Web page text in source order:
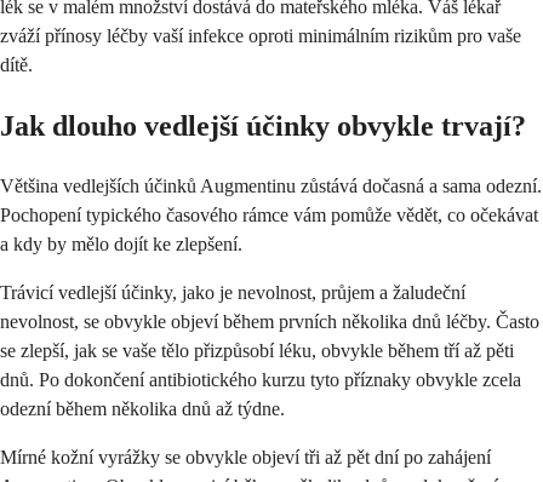
lék se v malém množství dostává do mateřského mléka. Váš lékař
zváží přínosy léčby vaší infekce oproti minimálním rizikům pro vaše
dítě.
Jak dlouho vedlejší účinky obvykle trvají?
Většina vedlejších účinků Augmentinu zůstává dočasná a sama odezní.
Pochopení typického časového rámce vám pomůže vědět, co očekávat
a kdy by mělo dojít ke zlepšení.
Trávicí vedlejší účinky, jako je nevolnost, průjem a žaludeční
nevolnost, se obvykle objeví během prvních několika dnů léčby. Často
se zlepší, jak se vaše tělo přizpůsobí léku, obvykle během tří až pěti
dnů. Po dokončení antibiotického kurzu tyto příznaky obvykle zcela
odezní během několika dnů až týdne.
Mírné kožní vyrážky se obvykle objeví tři až pět dní po zahájení